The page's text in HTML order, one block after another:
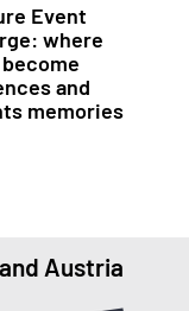
Event
where
and
memories
Austria